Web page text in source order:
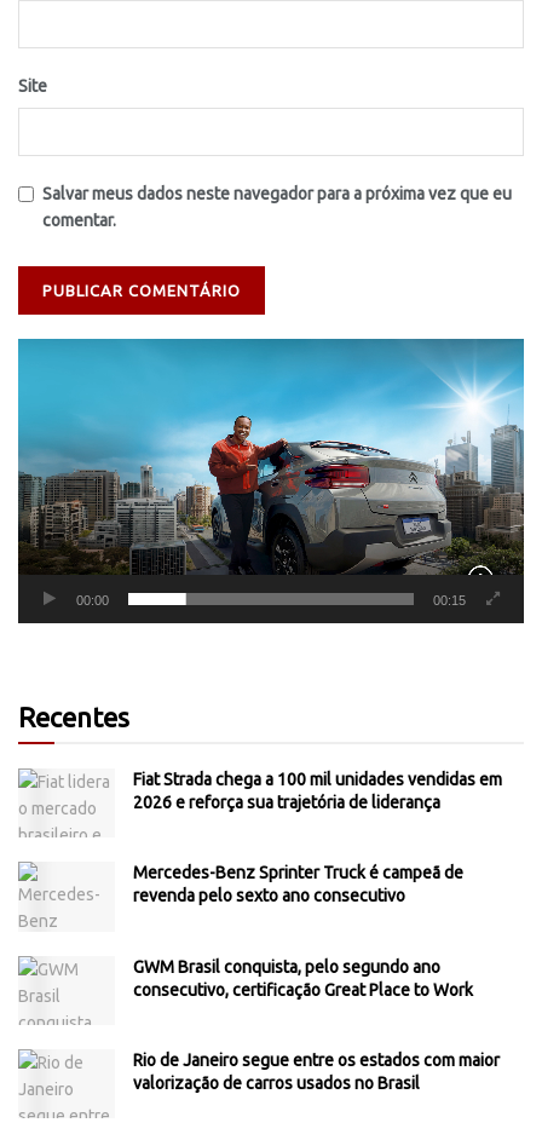
Site
Salvar meus dados neste navegador para a próxima vez que eu
comentar.
00:00 00:15
Recentes
Fiat Strada chega a 100 mil unidades vendidas em
2026 e reforça sua trajetória de liderança
Mercedes-Benz Sprinter Truck é campeã de
revenda pelo sexto ano consecutivo
GWM Brasil conquista, pelo segundo ano
consecutivo, certificação Great Place to Work
Rio de Janeiro segue entre os estados com maior
valorização de carros usados no Brasil